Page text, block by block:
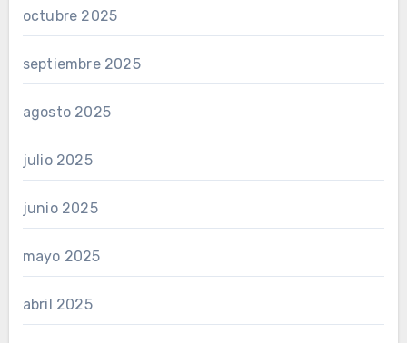
octubre 2025
septiembre 2025
agosto 2025
julio 2025
junio 2025
mayo 2025
abril 2025